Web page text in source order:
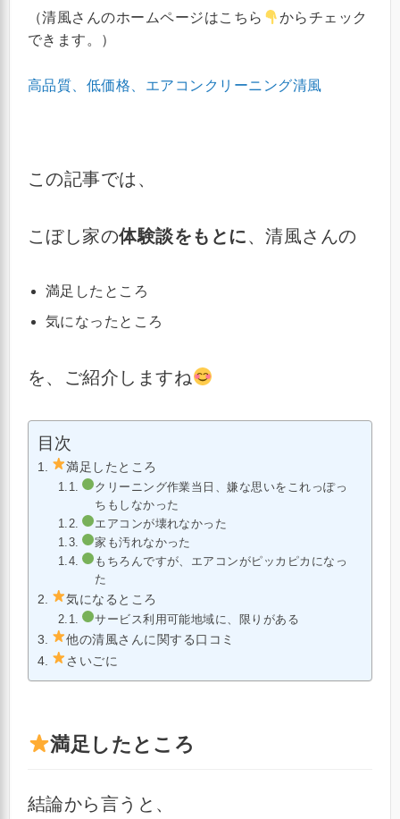
（清風さんのホームページはこちら
からチェック
できます。）
高品質、低価格、エアコンクリーニング清風
この記事では、
こぼし家の体験談をもとに、清風さんの
満足したところ
気になったところ
を、ご紹介しますね
目次
満足したところ
クリーニング作業当日、嫌な思いをこれっぽっ
ちもしなかった
エアコンが壊れなかった
家も汚れなかった
もちろんですが、エアコンがピッカピカになっ
た
気になるところ
サービス利用可能地域に、限りがある
他の清風さんに関する口コミ
さいごに
満足したところ
結論から言うと、